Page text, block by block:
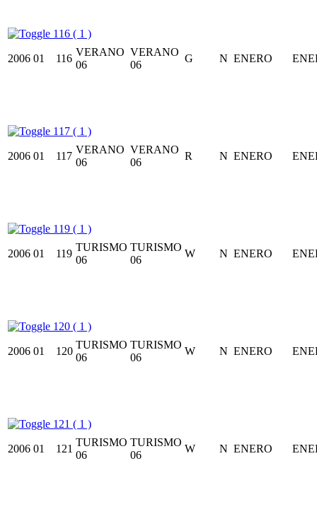
116 ( 1 )
2006 01 116
VERANO
06
VERANO
06
G N ENERO
117 ( 1 )
2006 01 117
VERANO
06
VERANO
06
R N ENERO
119 ( 1 )
2006 01 119
TURISMO
06
TURISMO
06
W N ENERO
120 ( 1 )
2006 01 120
TURISMO
06
TURISMO
06
W N ENERO
121 ( 1 )
2006 01 121
TURISMO
06
TURISMO
06
W N ENERO